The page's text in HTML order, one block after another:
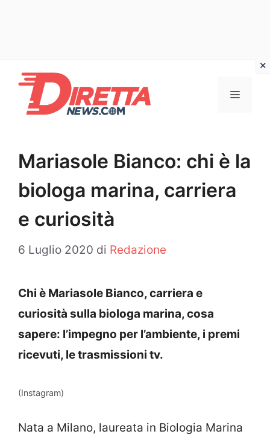
contenuto
Menu
Mariasole Bianco: chi è la
biologa marina, carriera
e curiosità
6 Luglio 2020 di Redazione
Chi è Mariasole Bianco, carriera e
curiosità sulla biologa marina, cosa
sapere: l’impegno per l’ambiente, i premi
ricevuti, le trasmissioni tv.
(Instagram)
Nata a Milano, laureata in Biologia Marina